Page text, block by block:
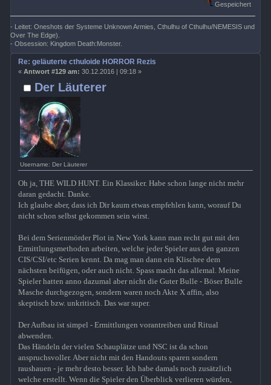
Gespeichert
- Leitet: Oneshots der Systeme Unknown Armies, Cthulhu of Cthulhu/NEMESIS und
Over The Edge).
- Obsession: Kingdom Death:Monster.
Der Läuterer
Username: Der Läuterer
Re: geläuterte cthuloide HORROR Rezis
« Antwort #129 am: 30.12.2016 | 09:18 »
Oh ja, THE WILD HUNT. Ein Klassiker. Habe schon lange nicht mehr
daran gedacht. Danke.
Ich glaube aber, dass ich Dir kaum etwas empfehlen kann, worauf Du
nicht schon selbst gekommen sein wirst.
Bei dem Serienmörder Plot in New York kann man recht gut mit den
Ermittlungsmethoden arbeiten, welche jeder Spieler aus den ganzen
CIS/CSI/etc Serien kennt. Da mag man dann ein Klischee dem
nächsten beifügen, oder auch nicht. Spass macht das allemal. Meine
Spieler hatten anno dazumal aber nicht die Guter Bulle - Böser Bulle
Masche durchgezogen, sondern waren noch Akte X affin, also
skeptisch bzw. unkritisch. Das war super.
Der Aufbau ist simpel - Ermittlungen vorantreiben und Ritual
abwenden.
Das Händeln der vielen Schauplätze und NSC ist da schon
anspruchsvoller. Aber nicht mit den Handouts sparen sondern
raushauen - je mehr desto besser. Ich habe damals noch zusätzlich
welche erstellt. Wenn die Spieler den Überblick verlieren würden,